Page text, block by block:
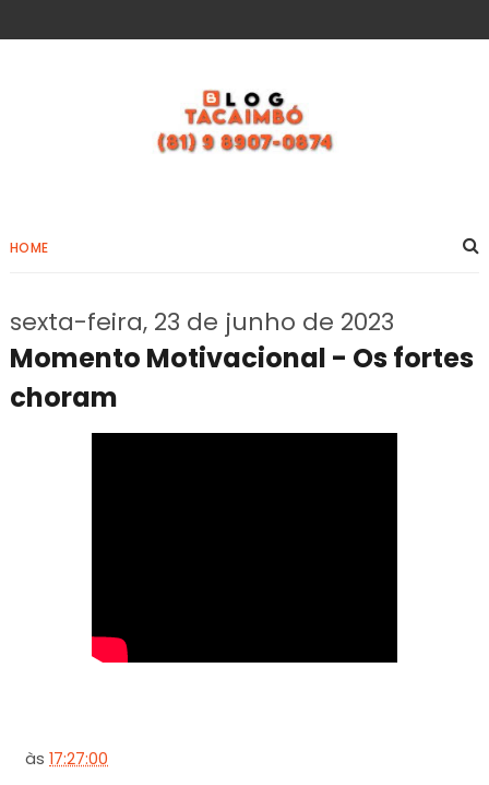
HOME
sexta-feira, 23 de junho de 2023
Momento Motivacional - Os fortes
choram
às17:27:00